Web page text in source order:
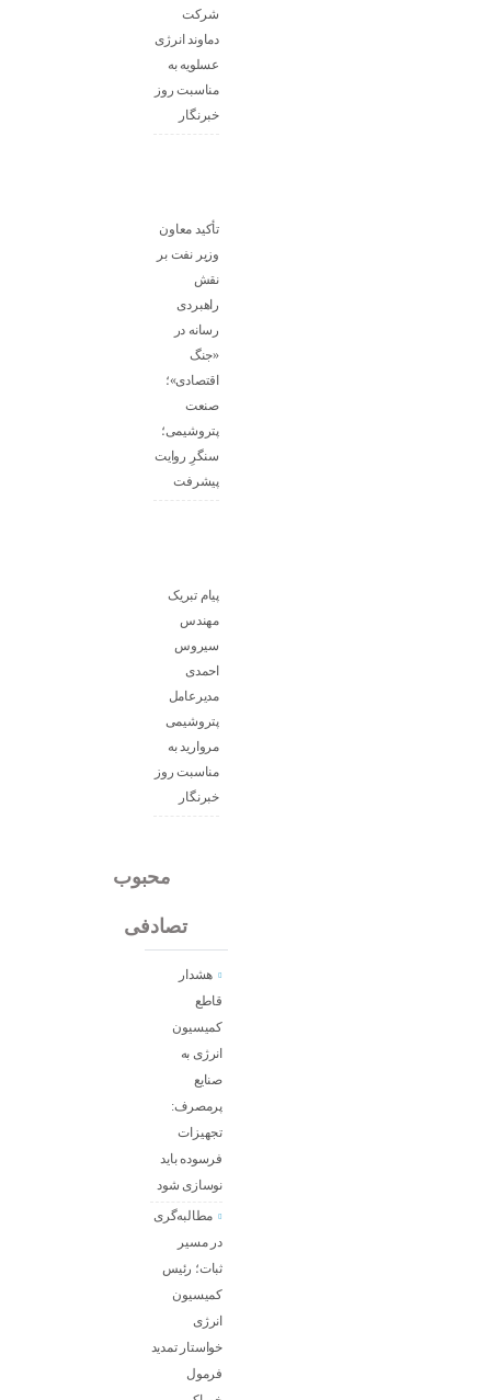
شرکت
دماوند انرژی
عسلویه به
مناسبت روز
خبرنگار
تأکید معاون
وزیر نفت بر
نقش
راهبردی
رسانه در
«جنگ
اقتصادی»؛
صنعت
پتروشیمی؛
سنگرِ روایت
پیشرفت
پیام تبریک
مهندس
سیروس
احمدی
مدیرعامل
پتروشیمی
مروارید به
مناسبت روز
خبرنگار
جدیدمحبوب
تصادفی
هشدار
قاطع
کمیسیون
انرژی به
صنایع
پرمصرف:
تجهیزات
فرسوده باید
نوسازی شود
مطالبه‌گری
در مسیر
ثبات؛ رئیس
کمیسیون
انرژی
خواستار تمدید
فرمول